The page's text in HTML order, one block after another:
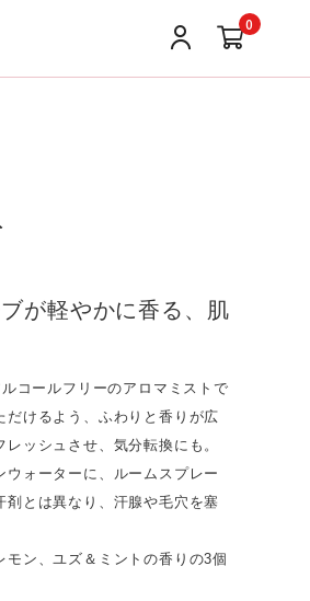
0
が軽やかに香る、肌
コールフリーのアロマミストで
けるよう、ふわりと香りが広
ッシュさせ、気分転換にも。
ォーターに、ルームスプレー
とは異なり、汗腺や毛穴を塞
ン、ユズ＆ミントの香りの3個